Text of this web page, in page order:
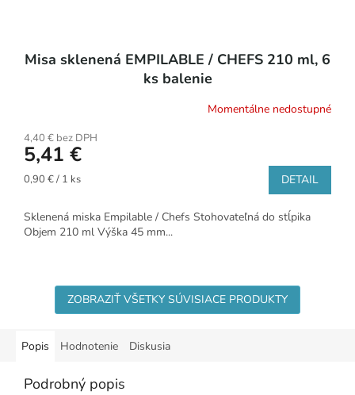
Misa sklenená EMPILABLE / CHEFS 210 ml, 6
ks balenie
Momentálne nedostupné
4,40 € bez DPH
5,41 €
Jednotková
0,90 € / 1 ks DETAIL
Sklenená miska Empilable / Chefs Stohovateľná do stĺpika
Objem 210 ml Výška 45 mm...
ZOBRAZIŤ VŠETKY SÚVISIACE PRODUKTY
Popis Hodnotenie Diskusia
Podrobný popis